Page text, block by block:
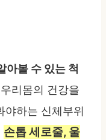
아볼 수 있는 척
리몸의 건강을
야하는 신체부위
손톱 세로줄, 울